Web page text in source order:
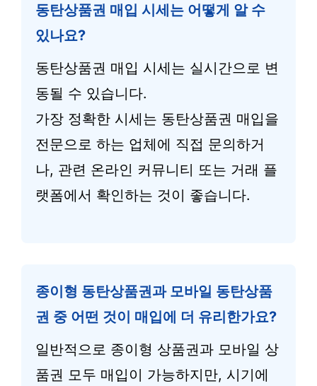
동탄상품권 매입 시세는 어떻게 알 수
있나요?
동탄상품권 매입 시세는 실시간으로 변
동될 수 있습니다.
가장 정확한 시세는 동탄상품권 매입을
전문으로 하는 업체에 직접 문의하거
나, 관련 온라인 커뮤니티 또는 거래 플
랫폼에서 확인하는 것이 좋습니다.
종이형 동탄상품권과 모바일 동탄상품
권 중 어떤 것이 매입에 더 유리한가요?
일반적으로 종이형 상품권과 모바일 상
품권 모두 매입이 가능하지만, 시기에